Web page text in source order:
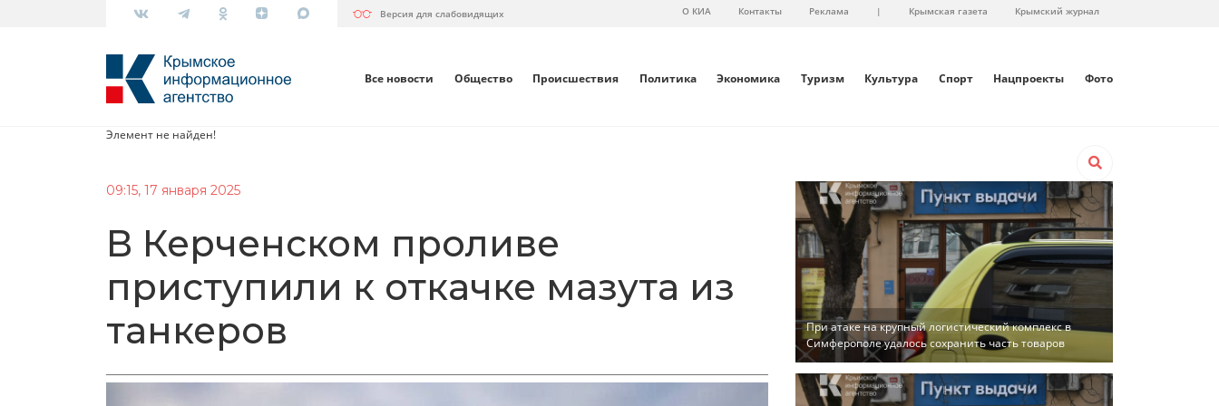
Версия для слабовидящих О КИА Контакты Реклама | Крымская газета Крымский журнал
Все новости Общество Происшествия Политика Экономика Туризм Культура Спорт Нацпроекты Фото
Элемент не найден!
09:15, 17 января 2025
В Керченском проливе
приступили к откачке мазута из
танкеров
При атаке на крупный логистический комплекс в
Симферополе удалось сохранить часть товаров